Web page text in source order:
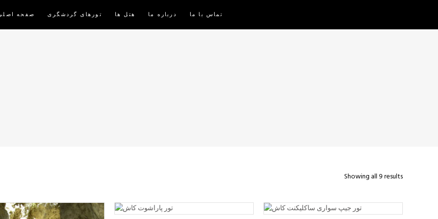
صفحه تورهای گردشگری هتل ها درباره ما تماس با ما
Showing all 9 results